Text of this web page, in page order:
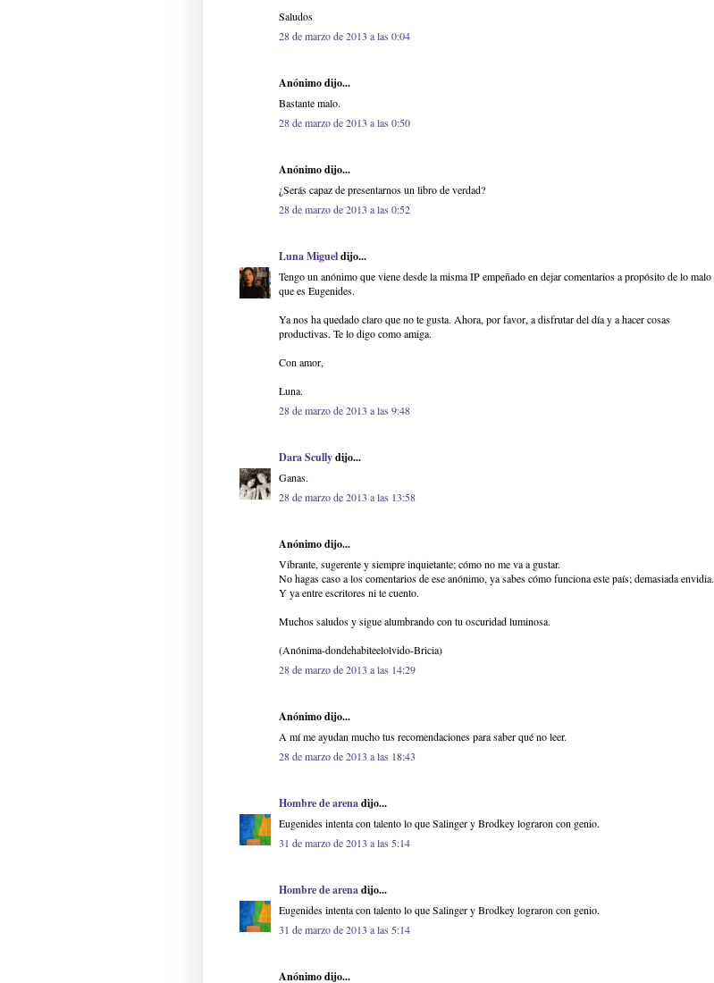
Saludos
28 de marzo de 2013 a las 0:04
Anónimo dijo...
Bastante malo.
28 de marzo de 2013 a las 0:50
Anónimo dijo...
¿Serás capaz de presentarnos un libro de verdad?
28 de marzo de 2013 a las 0:52
Luna Migueldijo...
Tengo un anónimo que viene desde la misma IP empeñado en dejar comentarios a propósito de lo malo
que es Eugenides.
Ya nos ha quedado claro que no te gusta. Ahora, por favor, a disfrutar del día y a hacer cosas
productivas. Te lo digo como amiga.
Con amor,
Luna.
28 de marzo de 2013 a las 9:48
Dara Scullydijo...
Ganas.
28 de marzo de 2013 a las 13:58
Anónimo dijo...
Vibrante, sugerente y siempre inquietante; cómo no me va a gustar.
No hagas caso a los comentarios de ese anónimo, ya sabes cómo funciona este país; demasiada envidia.
Y ya entre escritores ni te cuento.
Muchos saludos y sigue alumbrando con tu oscuridad luminosa.
(Anónima-dondehabiteelolvido-Bricia)
28 de marzo de 2013 a las 14:29
Anónimo dijo...
A mí me ayudan mucho tus recomendaciones para saber qué no leer.
28 de marzo de 2013 a las 18:43
Hombre de arenadijo...
Eugenides intenta con talento lo que Salinger y Brodkey lograron con genio.
31 de marzo de 2013 a las 5:14
Hombre de arenadijo...
Eugenides intenta con talento lo que Salinger y Brodkey lograron con genio.
31 de marzo de 2013 a las 5:14
Anónimo dijo...